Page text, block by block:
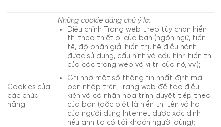
Cookies của
các chức
năng
Những cookie đáng chú ý là:
Điều chỉnh Trang web theo tùy chọn hiển
thị theo thiết bị của bạn (ngôn ngữ, tiền
tệ, độ phân giải hiển thị, hệ điều hành
được sử dụng, cấu hình và cấu hình hiển thị
của các trang web và vị trí của nó, v.v.);
Ghi nhớ một số thông tin nhất định mà
bạn nhập trên Trang web để tạo điều
kiện và cá nhân hóa trình duyệt tiếp theo
của bạn (đặc biệt là hiển thị tên và họ
của người dùng Internet được xác định
nếu anh ta có tài khoản người dùng);